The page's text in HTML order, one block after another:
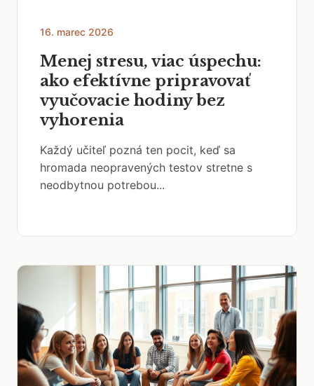
16. marec 2026
Menej stresu, viac úspechu:
ako efektívne pripravovať
vyučovacie hodiny bez
vyhorenia
Každý učiteľ pozná ten pocit, keď sa
hromada neopravených testov stretne s
neodbytnou potrebou...